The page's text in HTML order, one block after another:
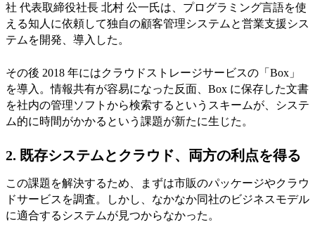
社 代表取締役社長 北村 公一氏は、プログラミング言語を使
える知人に依頼して独自の顧客管理システムと営業支援シス
テムを開発、導入した。
その後 2018 年にはクラウドストレージサービスの「Box」
を導入。情報共有が容易になった反面、Box に保存した文書
を社内の管理ソフトから検索するというスキームが、システ
ム的に時間がかかるという課題が新たに生じた。
2. 既存システムとクラウド、両方の利点を得る
この課題を解決するため、まずは市販のパッケージやクラウ
ドサービスを調査。しかし、なかなか同社のビジネスモデル
に適合するシステムが見つからなかった。